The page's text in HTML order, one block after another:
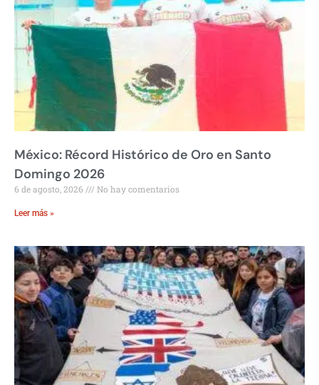
México: Récord Histórico de Oro en Santo
Domingo 2026
6 de agosto, 2026 No hay comentarios
Leer más »